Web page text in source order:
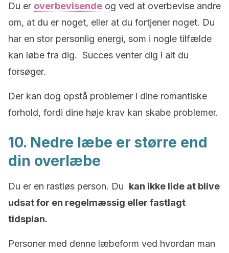
Du er overbevisende og ved at overbevise andre
om, at du er noget, eller at du fortjener noget. Du
har en stor personlig energi, som i nogle tilfælde
kan løbe fra dig. Succes venter dig i alt du
forsøger.
Der kan dog opstå problemer i dine romantiske
forhold, fordi dine høje krav kan skabe problemer.
10. Nedre læbe er større end
din overlæbe
Du er en rastløs person. Du kan ikke lide at blive
udsat for en regelmæssig eller fastlagt
tidsplan.
Personer med denne læbeform ved hvordan man